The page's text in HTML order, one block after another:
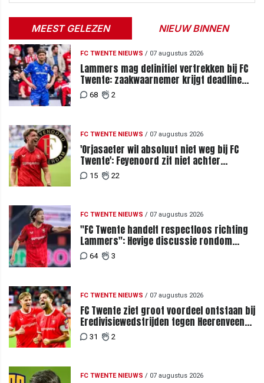
MEEST GELEZEN NIEUW BINNEN
FC TWENTE NIEUWS / 07 augustus 2026
Lammers mag definitief vertrekken bij FC
Twente: zaakwaarnemer krijgt deadline
vanwege komst vervanger
68 2
FC TWENTE NIEUWS / 07 augustus 2026
'Orjasaeter wil absoluut niet weg bij FC
Twente': Feyenoord zit niet achter
recordbod
15 22
FC TWENTE NIEUWS / 07 augustus 2026
"FC Twente handelt respectloos richting
Lammers": Hevige discussie rondom
degradatie tot derde spits
64 3
FC TWENTE NIEUWS / 07 augustus 2026
FC Twente ziet groot voordeel ontstaan bij
Eredivisiewedstrijden tegen Heerenveen
en PEC Zwolle
31 2
FC TWENTE NIEUWS / 07 augustus 2026